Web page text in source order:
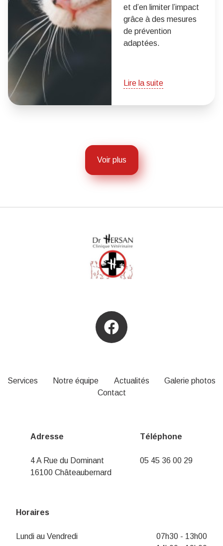
et d’en limiter l’impact
grâce à des mesures
de prévention
adaptées.
Lire la suite
Voir plus
Services Notre équipe Actualités
Galerie photos
Contact
Adresse
4 A Rue du Dominant
16100 Châteaubernard
Téléphone
05 45 36 00 29
Horaires
Lundi au Vendredi
07h30 - 13h00